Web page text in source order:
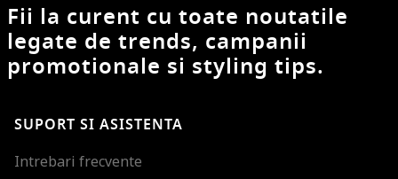
Fii la curent cu toate noutatile
legate de trends, campanii
promotionale si styling tips.
SUPORT SI ASISTENTA
Intrebari frecvente